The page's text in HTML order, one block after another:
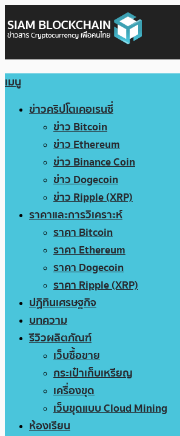
เมนู
ข่าวคริปโตเคอเรนซี่
ข่าว Bitcoin
ข่าว Ethereum
ข่าว Binance Coin
ข่าว Dogecoin
ข่าว Ripple (XRP)
ราคาและการวิเคราะห์
ราคา Bitcoin
ราคา Ethereum
ราคา Dogecoin
ราคา Ripple (XRP)
ปฏิทินเศรษฐกิจ
บทความ
รีวิวผลิตภัณฑ์
เว็บซื้อขาย
กระเป๋าเก็บเหรียญ
เครื่องขุด
เว็บขุดแบบ Cloud Mining
ห้องเรียน